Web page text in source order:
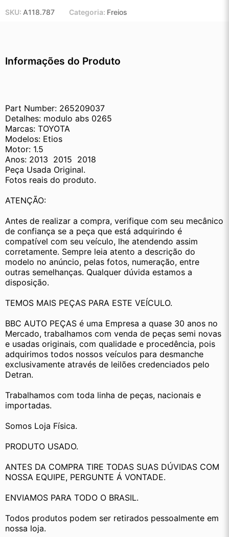
SKU: A118.787 Categoria: Freios
Informações do Produto
Part Number: 265209037
Detalhes: modulo abs 0265
Marcas: TOYOTA
Modelos: Etios
Motor: 1.5
Anos: 2013  2015  2018
Peça Usada Original.
Fotos reais do produto.
ATENÇÃO:
Antes de realizar a compra, verifique com seu mecânico
de confiança se a peça que está adquirindo é
compatível com seu veículo, lhe atendendo assim
corretamente. Sempre leia atento a descrição do
modelo no anúncio, pelas fotos, numeração, entre
outras semelhanças. Qualquer dúvida estamos a
disposição.
TEMOS MAIS PEÇAS PARA ESTE VEÍCULO.
BBC AUTO PEÇAS é uma Empresa a quase 30 anos no
Mercado, trabalhamos com venda de peças semi novas
e usadas originais, com qualidade e procedência, pois
adquirimos todos nossos veículos para desmanche
exclusivamente através de leilões credenciados pelo
Detran.
Trabalhamos com toda linha de peças, nacionais e
importadas.
Somos Loja Física.
PRODUTO USADO.
ANTES DA COMPRA TIRE TODAS SUAS DÚVIDAS COM
NOSSA EQUIPE, PERGUNTE Á VONTADE.
ENVIAMOS PARA TODO O BRASIL.
Todos produtos podem ser retirados pessoalmente em
nossa loja.